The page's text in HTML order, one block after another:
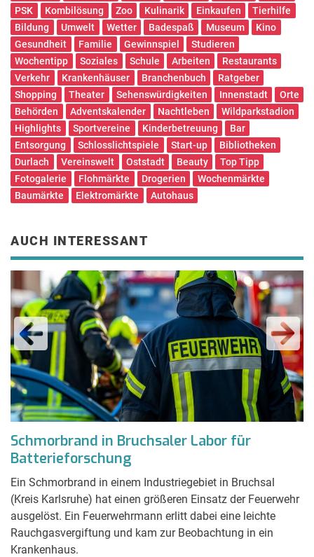
PSK
Kombilösung Zoo Kulinarik Einkaufen
Tierhilfe
Bildung
Umwelt Wetter Badespaß Museum
Kino
Gesundheit
Familie Gewinnspiel
Studieren
Wochentipp
Soziales Schule Arbeiten
Restaurants
Verkehr
Krankenhäuser Branchenbuch
Ratgeber
Shopping
Theater Sehenswürdigkeiten Innenstadt
Orte
Behörden
Adventskalender Nachtleben
Wildparkstadion
Highlights
Sportvereine Kinderbetreuung
Bar
Entsorgung
Schlosslichtspiele Start-up
Bibliotheken
Durlach
Vereinswelt Oststadt Beauty
Top Tipp
Fotogalerie
Flohmärkte Drogerien
Wochenmärkte
Baumärkte
Elektromärkte Autohaus
AUCH INTERESSANT
Schmorbrand in Bruchsaler Labor für
Batterieforschung
Ein Schmorbrand in einem Industriegebiet in Bruchsal
(Kreis Karlsruhe) hat einen größeren Einsatz der Feuerwehr
ausgelöst. Ein Feuerwehrmann erlitt dabei eine leichte
Rauchgasvergiftung und kam zur Beobachtung in ein
Krankenhaus.